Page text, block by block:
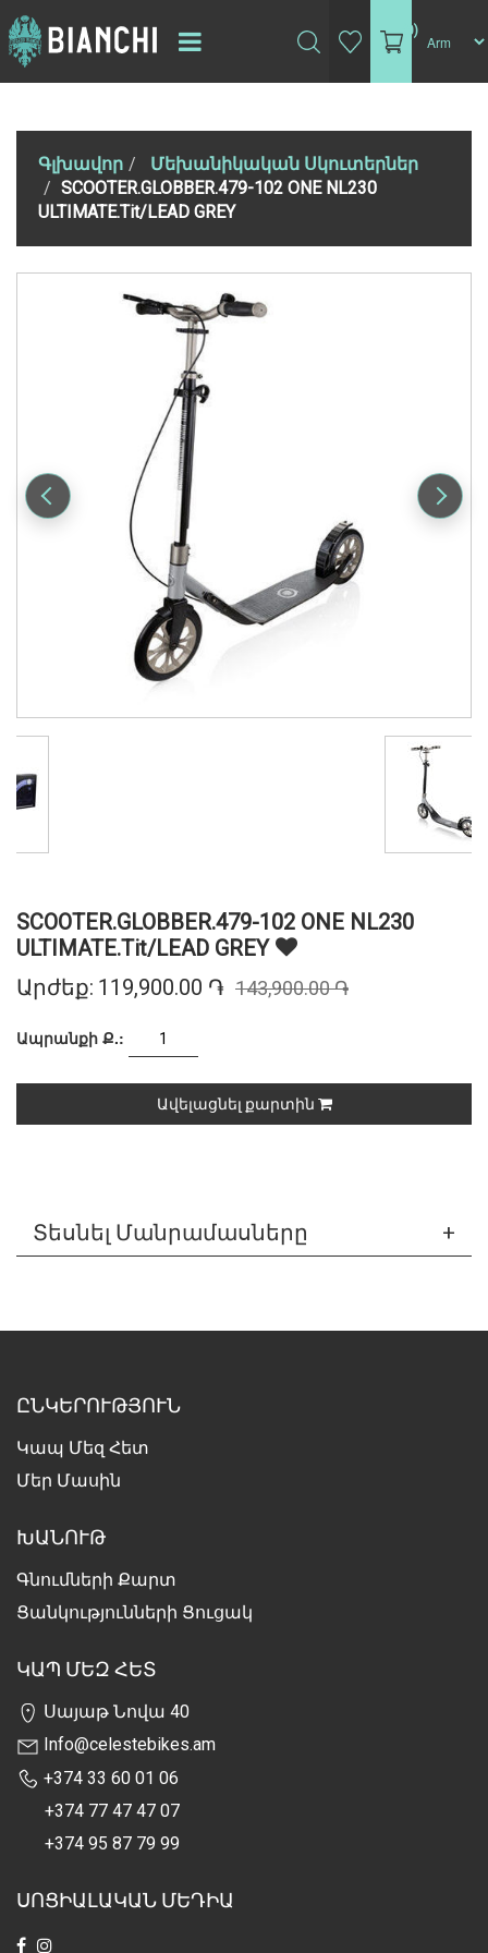
(0)
Գլխավոր
Մեխանիկական Սկուտերներ
SCOOTER.GLOBBER.479-102 ONE NL230
ULTIMATE.Tit/LEAD GREY
SCOOTER.GLOBBER.479-102 ONE NL230
ULTIMATE.Tit/LEAD GREY
Արժեք: 119,900.00 ֏ 143,900.00 ֏
Ապրանքի Ք.:
Ավելացնել քարտին
Տեսնել Մանրամասները
ԸՆԿԵՐՈՒԹՅՈՒՆ
Կապ Մեզ Հետ
Մեր Մասին
ԽԱՆՈՒԹ
Գնումների Քարտ
Ցանկությունների Ցուցակ
ԿԱՊ ՄԵԶ ՀԵՏ
Սայաթ Նովա 40
Info@celestebikes.am
+374 33 60 01 06
+374 77 47 47 07
+374 95 87 79 99
ՍՈՑԻԱԼԱԿԱՆ ՄԵԴԻԱ